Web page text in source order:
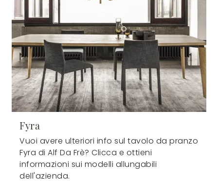
Fyra
Vuoi avere ulteriori info sul tavolo da pranzo
Fyra di Alf Da Frè? Clicca e ottieni
informazioni sui modelli allungabili
dell'azienda.